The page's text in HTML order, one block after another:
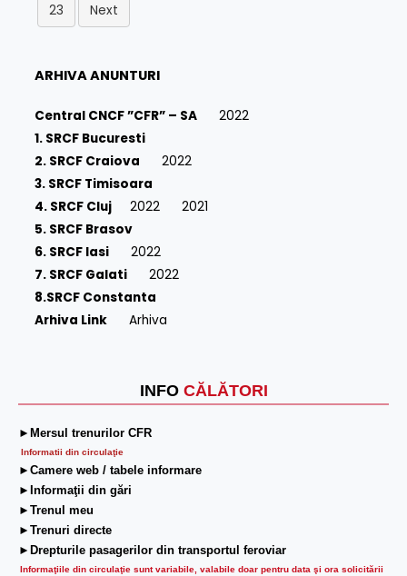
INFO CĂLĂTORI
►Mersul trenurilor CFR
Informatii din circulaţie
►Camere web / tabele informare
►Informaţii din gări
►Trenul meu
►Trenuri directe
►Drepturile pasagerilor din transportul feroviar
Informaţiile din circulaţie sunt variabile, valabile doar pentru data şi ora solicitării
23
Next
ARHIVA ANUNTURI
Central CNCF ”CFR” – SA
2022
1. SRCF Bucuresti
2. SRCF Craiova
2022
3. SRCF Timisoara
4. SRCF Cluj
2022
2021
5. SRCF Brasov
6. SRCF Iasi
2022
7. SRCF Galati
2022
8.SRCF Constanta
Arhiva Link
Arhiva